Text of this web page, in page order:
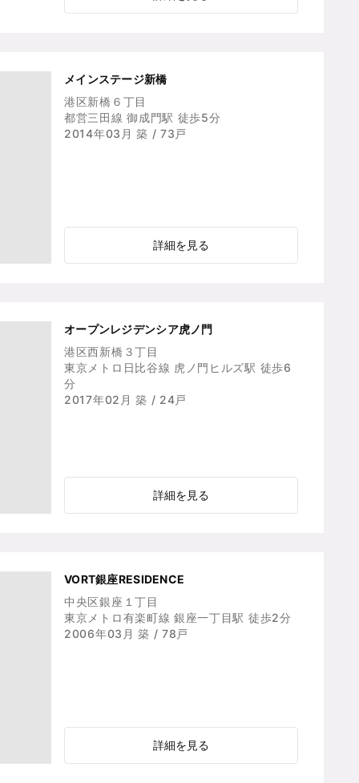
メインステージ新橋
港区新橋６丁目
都営三田線 御成門駅 徒歩5分
2014年03月 築 / 73戸
詳細を見る
オープンレジデンシア虎ノ門
港区西新橋３丁目
東京メトロ日比谷線 虎ノ門ヒルズ駅 徒歩6
分
2017年02月 築 / 24戸
詳細を見る
VORT銀座RESIDENCE
中央区銀座１丁目
東京メトロ有楽町線 銀座一丁目駅 徒歩2分
2006年03月 築 / 78戸
詳細を見る